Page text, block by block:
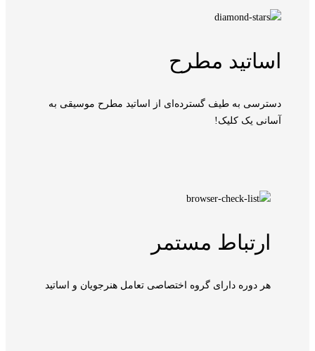
اساتید مطرح
دسترسی به طیف گسترده‌ای از اساتید مطرح موسیقی به
آسانی یک کلیک!
ارتباط مستمر
هر دوره دارای گروه اختصاصی تعامل هنرجویان و اساتید